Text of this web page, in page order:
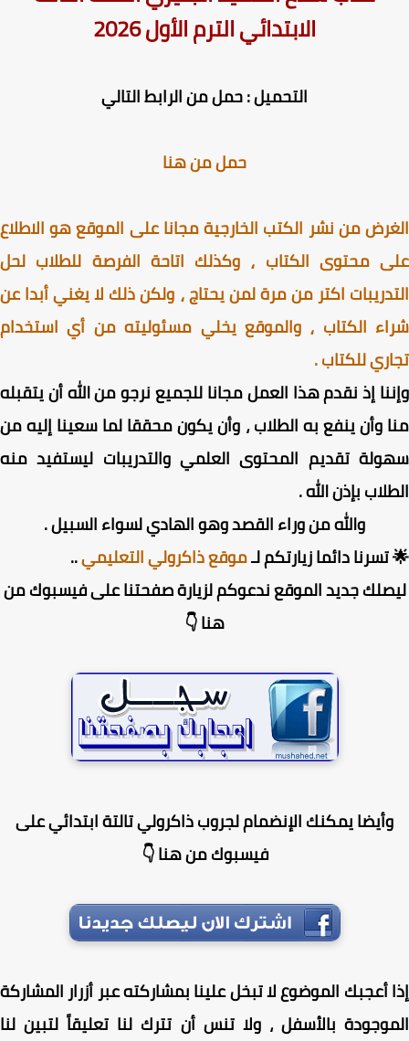
الابتدائي الترم الأول 2026
التحميل : حمل من الرابط التالي
حمل من هنا
من نشر الكتب الخارجية مجانا على الموقع هو الاطلاع
محتوى الكتاب ⸲ وكذلك اتاحة الفرصة للطلاب لحل
اكتر من مرة لمن يحتاج ⸲ ولكن ذلك لا يغني أبدا عن
الكتاب ⸲ والموقع يخلي مسئوليته من أي استخدام
للكتاب .
إذ نقدم هذا العمل مجانا للجميع نرجو من الله أن يتقبله
وأن ينفع به الطلاب ، وأن يكون محققا لما سعينا إليه من
تقديم المحتوى العلمي والتدريبات ليستفيد منه
بإذن الله .
والله من وراء القصد وهو الهادي لسواء السبيل .
دائما زيارتكم لـموقع ذاكرولي التعليمي..
جديد الموقع ندعوكم لزيارة صفحتنا على فيسبوك من
هنا 👇
وأيضا يمكنك الإنضمام لجروب ذاكرولي تالتة ابتدائي على
فيسبوك من هنا 👇
أعجبك الموضوع لا تبخل علينا بمشاركته عبر أزرار المشاركة
بالأسفل ، ولا تنس أن تترك لنا تعليقاً لتبين لنا